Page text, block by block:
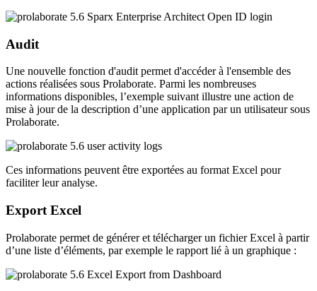
Audit
Une nouvelle fonction d'audit permet d'accéder à l'ensemble des
actions réalisées sous Prolaborate. Parmi les nombreuses
informations disponibles, l’exemple suivant illustre une action de
mise à jour de la description d’une application par un utilisateur sous
Prolaborate.
Ces informations peuvent être exportées au format Excel pour
faciliter leur analyse.
Export Excel
Prolaborate permet de générer et télécharger un fichier Excel à partir
d’une liste d’éléments, par exemple le rapport lié à un graphique :